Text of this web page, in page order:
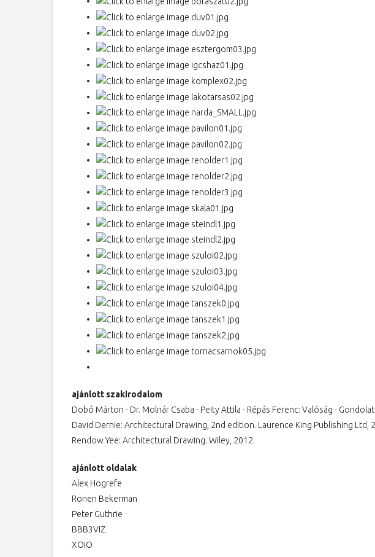
ajánlott szakirodalom
Dobó Márton - Dr. Molnár Csaba - Peity Attila - Répás Ferenc: Valóság -
David Dernie: Architectural Drawing, 2nd edition. Laurence King Publishing Ltd,
Rendow Yee: Architectural Drawing. Wiley, 2012.
ajánlott oldalak
Alex Hogrefe
Ronen Bekerman
Peter Guthrie
BBB3VIZ
XOIO